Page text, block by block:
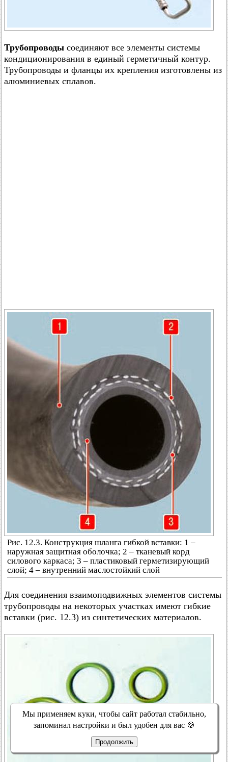
Трубопроводы соединяют все элементы системы
кондиционирования в единый герметичный контур.
Трубопроводы и фланцы их крепления изготовлены из
алюминиевых сплавов.
Рис. 12.3. Конструкция шланга гибкой вставки: 1 –
наружная защитная оболочка; 2 – тканевый корд
силового каркаса; 3 – пластиковый герметизирующий
слой; 4 – внутренний маслостойкий слой
Для соединения взаимоподвижных элементов системы
трубопроводы на некоторых участках имеют гибкие
вставки (рис. 12.3) из синтетических материалов.
Мы применяем куки, чтобы сайт работал стабильно,
запоминал настройки и был удобен для вас 🍪
Продолжить